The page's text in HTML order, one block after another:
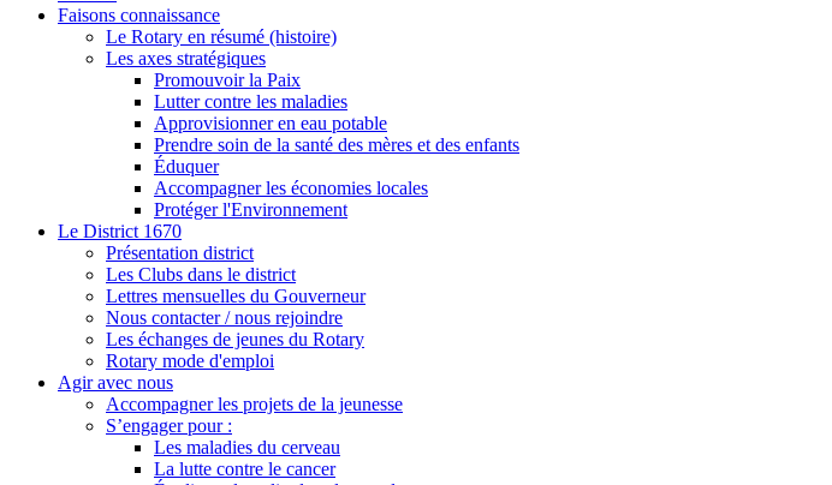
Faisons connaissance
Le Rotary en résumé (histoire)
Les axes stratégiques
Promouvoir la Paix
Lutter contre les maladies
Approvisionner en eau potable
Prendre soin de la santé des mères et des enfants
Éduquer
Accompagner les économies locales
Protéger l'Environnement
Le District 1670
Présentation district
Les Clubs dans le district
Lettres mensuelles du Gouverneur
Nous contacter / nous rejoindre
Les échanges de jeunes du Rotary
Rotary mode d'emploi
Agir avec nous
Accompagner les projets de la jeunesse
S’engager pour :
Les maladies du cerveau
La lutte contre le cancer